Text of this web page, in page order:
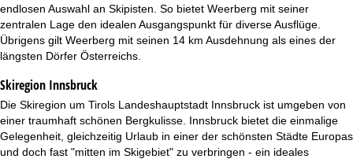
t
e
endlosen Auswahl an Skipisten. So bietet Weerberg mit seiner
zentralen Lage den idealen Ausgangspunkt für diverse Ausflüge.
Übrigens gilt Weerberg mit seinen 14 km Ausdehnung als eines der
längsten Dörfer Österreichs.
Skiregion Innsbruck
Die Skiregion um Tirols Landeshauptstadt Innsbruck ist umgeben von
einer traumhaft schönen Bergkulisse. Innsbruck bietet die einmalige
Gelegenheit, gleichzeitig Urlaub in einer der schönsten Städte Europas
und doch fast "mitten im Skigebiet" zu verbringen - ein ideales